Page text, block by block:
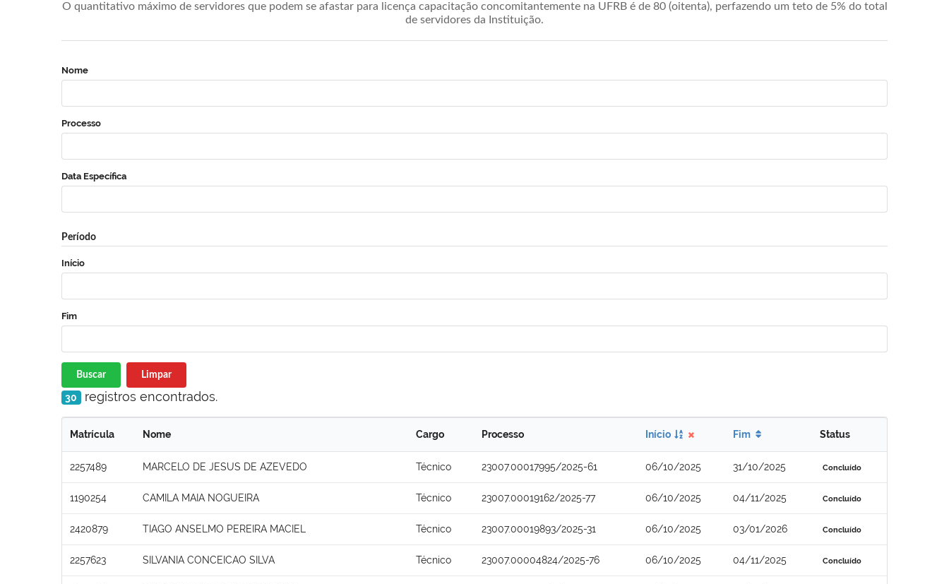
O quantitativo máximo de servidores que podem se afastar para licença capacitação concomitantemente na UFRB é de 80 (oitenta), perfazendo um teto de 5% do total
de servidores da Instituição.
Nome
Processo
Data Específica
Período
Início
Fim
Buscar Limpar
30 registros encontrados.
Matrícula Nome Cargo Processo Início Fim Status
2257489 MARCELO DE JESUS DE AZEVEDO Técnico 23007.00017995/2025-61 06/10/2025 31/10/2025 Concluído
1190254 CAMILA MAIA NOGUEIRA Técnico 23007.00019162/2025-77 06/10/2025 04/11/2025 Concluído
2420879 TIAGO ANSELMO PEREIRA MACIEL Técnico 23007.00019893/2025-31 06/10/2025 03/01/2026 Concluído
2257623 SILVANIA CONCEICAO SILVA Técnico 23007.00004824/2025-76 06/10/2025 04/11/2025 Concluído